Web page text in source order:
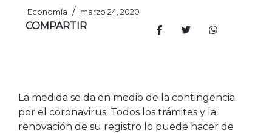
Economía / marzo 24, 2020
COMPARTIR
La medida se da en medio de la contingencia
por el coronavirus. Todos los trámites y la
renovación de su registro lo puede hacer de